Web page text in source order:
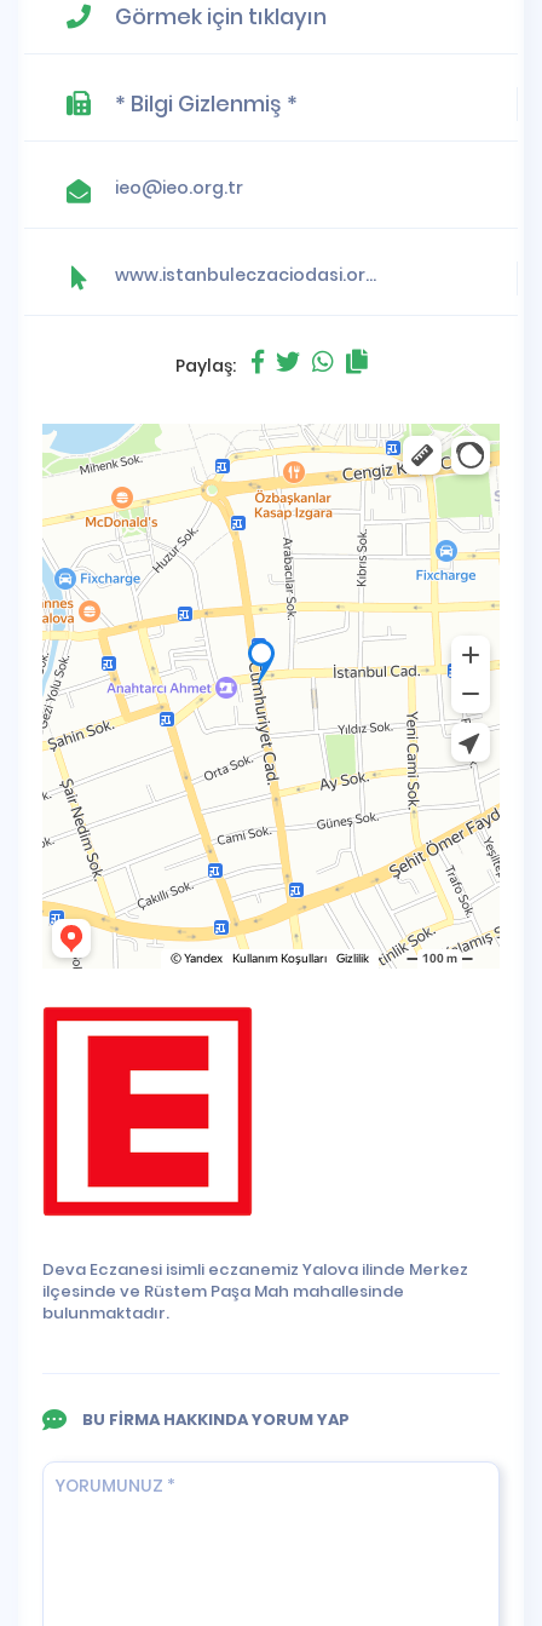
Görmek için tıklayın
* Bilgi Gizlenmiş *
ieo@ieo.org.tr
www.istanbuleczaciodasi.org.tr
Paylaş:
Deva Eczanesi isimli eczanemiz Yalova ilinde Merkez
ilçesinde ve Rüstem Paşa Mah mahallesinde
bulunmaktadır.
BU FİRMA HAKKINDA YORUM YAP